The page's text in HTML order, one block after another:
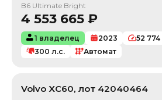
B6 Ultimate Bright
4 553 665 ₽
1 владелец 2023 52 774
300 л.с. Автомат
Volvo XC60, лот 42040464